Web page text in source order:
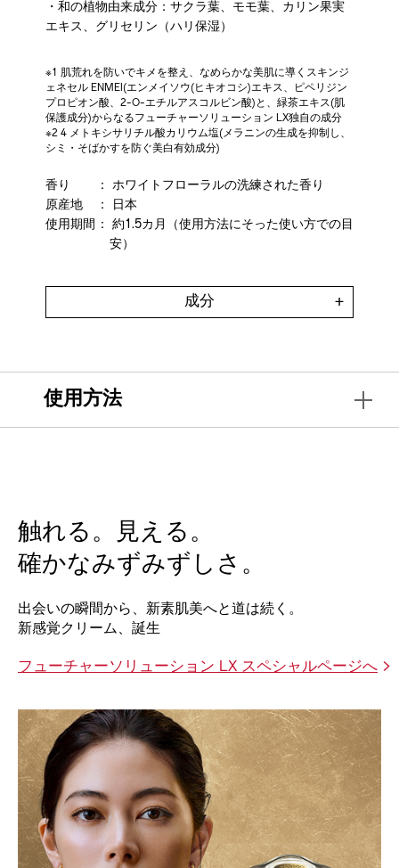
・和の植物由来成分：サクラ葉、モモ葉、カリン果実
エキス、グリセリン（ハリ保湿）
※1 肌荒れを防いでキメを整え、なめらかな美肌に導くスキンジ
ェネセル ENMEI(エンメイソウ(ヒキオコシ)エキス、ピペリジン
プロピオン酸、2-O-エチルアスコルビン酸)と、緑茶エキス(肌
保護成分)からなるフューチャーソリューション LX独自の成分
※2 4 メトキシサリチル酸カリウム塩(メラニンの生成を抑制し、
シミ・そばかすを防ぐ美白有効成分)
香り
： ホワイトフローラルの洗練された香り
原産地
： 日本
使用期間 ： 約1.5カ月
（使用方法にそった使い方での目
安）
成分
使用方法
触れる。見える。
確かなみずみずしさ。
出会いの瞬間から、新素肌美へと道は続く。
新感覚クリーム、誕生
フューチャーソリューション LX スペシャルページへ >